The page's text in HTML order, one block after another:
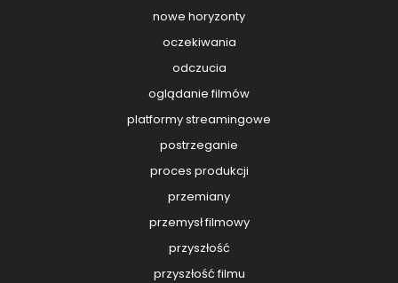
nowe horyzonty
oczekiwania
odczucia
oglądanie filmów
platformy streamingowe
postrzeganie
proces produkcji
przemiany
przemysł filmowy
przyszłość
przyszłość filmu